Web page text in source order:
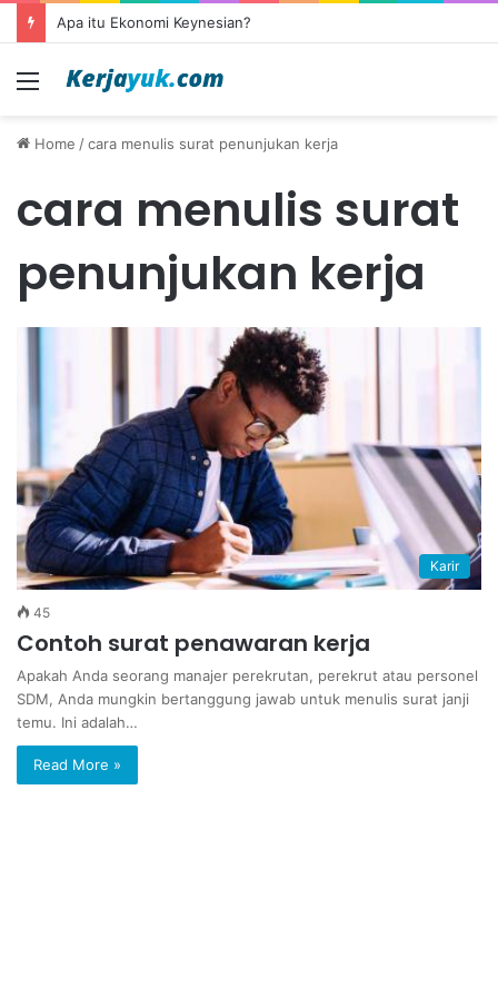
Apa itu Ekonomi Keynesian?
Menu
Home /cara menulis surat penunjukan kerja
cara menulis surat
penunjukan kerja
Karir
45
Contoh surat penawaran kerja
Apakah Anda seorang manajer perekrutan, perekrut atau personel
SDM, Anda mungkin bertanggung jawab untuk menulis surat janji
temu. Ini adalah…
Read More »